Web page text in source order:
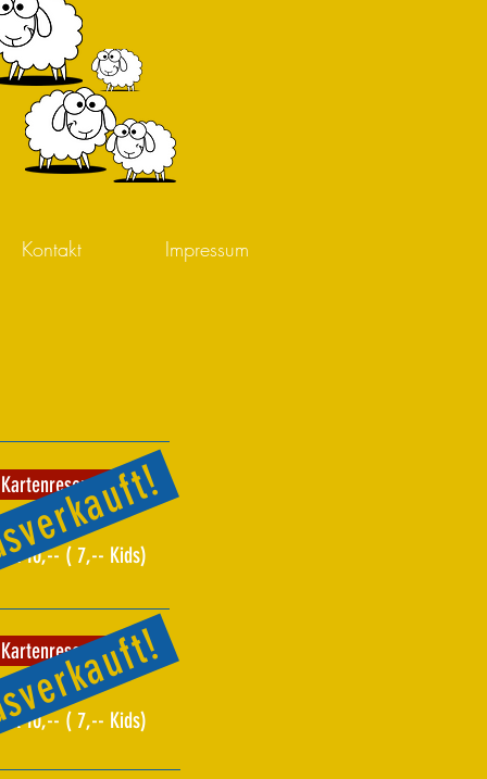
Kontakt Impressum
Kartenreservierung
10,-- ( 7,-- Kids)
Kartenreservierung
10,-- ( 7,-- Kids)